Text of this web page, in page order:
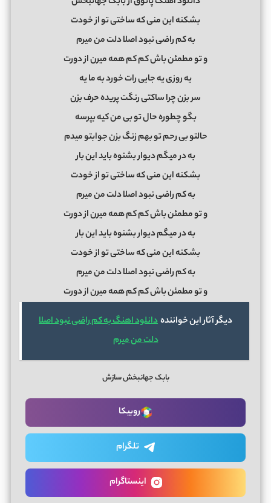
بشکنه این منی که ساختی تو از خودت
به کم راضی نبود اصلا دلت من میرم
و تو مطمئن باش کم کم همه میرن از دورت
یه روزی یه جایی رات خورد به ما یه
سر بزن چرا ساکتی رنگت پریده حرف بزن
بگو چطوره حال تو بی من کیه بپرسه
حالتو بی رحم تو بهم زنگ بزن جوابتو میدم
به در میگم دیوار بشنوه باید این بار
بشکنه این منی که ساختی تو از خودت
به کم راضی نبود اصلا دلت من میرم
و تو مطمئن باش کم کم همه میرن از دورت
به در میگم دیوار بشنوه باید این بار
بشکنه این منی که ساختی تو از خودت
به کم راضی نبود اصلا دلت من میرم
و تو مطمئن باش کم کم همه میرن از دورت
دیگر آثار این خوانندهدانلود اهنگ به کم راضی نبود اصلا
دلت من میرم
بابک جهانبخش سازش
روبیکا
تلگرام
اینستاگرام